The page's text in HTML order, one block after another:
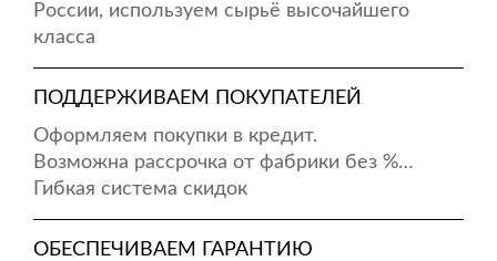
России, используем сырьё высочайшего
класса
ПОДДЕРЖИВАЕМ ПОКУПАТЕЛЕЙ
Оформляем покупки в кредит.
Возможна рассрочка от фабрики без %…
Гибкая система скидок
ОБЕСПЕЧИВАЕМ ГАРАНТИЮ